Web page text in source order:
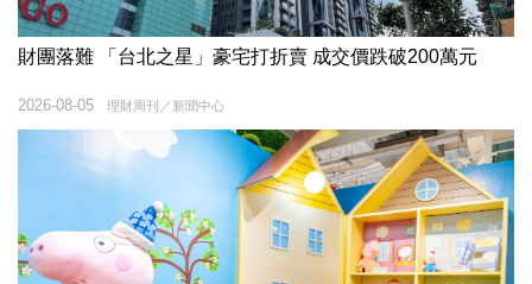
財團落難 「台北之星」豪宅打折賣 成交價跌破200萬元
理財周刊／新聞中心
2026-08-05